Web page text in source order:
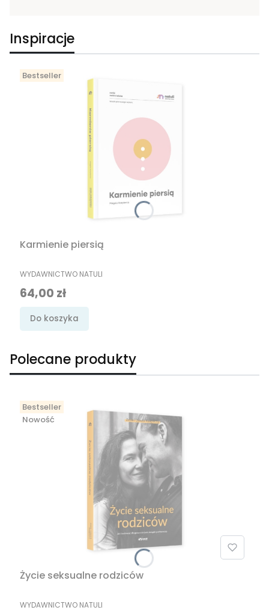
Inspiracje
Bestseller
Karmienie piersią
PRODUCENT
WYDAWNICTWO NATULI
Cena
64,00 zł
Do koszyka
Polecane produkty
Bestseller
Nowość
Życie seksualne rodziców
PRODUCENT
WYDAWNICTWO NATULI